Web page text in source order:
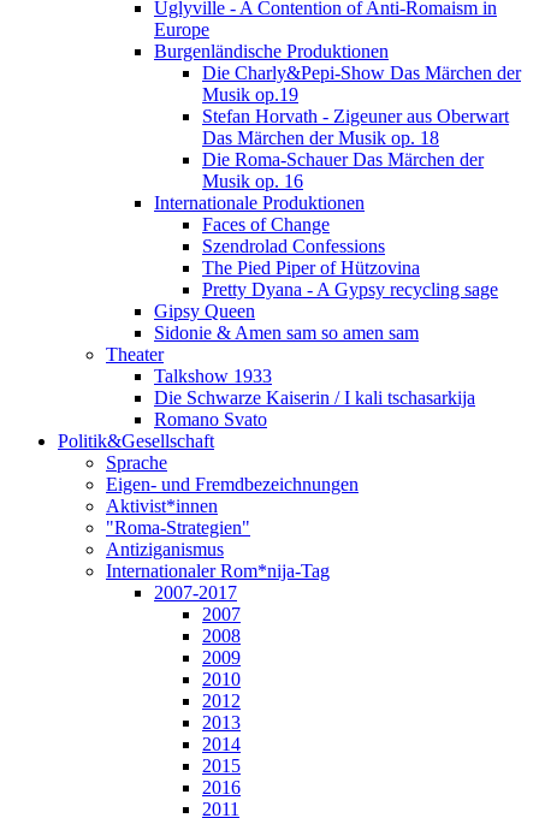
Uglyville - A Contention of Anti-Romaism in
Europe
Burgenländische Produktionen
Die Charly&Pepi-Show Das Märchen der
Musik op.19
Stefan Horvath - Zigeuner aus Oberwart
Das Märchen der Musik op. 18
Die Roma-Schauer Das Märchen der
Musik op. 16
Internationale Produktionen
Faces of Change
Szendrolad Confessions
The Pied Piper of Hützovina
Pretty Dyana - A Gypsy recycling sage
Gipsy Queen
Sidonie & Amen sam so amen sam
Theater
Talkshow 1933
Die Schwarze Kaiserin / I kali tschasarkija
Romano Svato
Politik&Gesellschaft
Sprache
Eigen- und Fremdbezeichnungen
Aktivist*innen
"Roma-Strategien"
Antiziganismus
Internationaler Rom*nija-Tag
2007-2017
2007
2008
2009
2010
2012
2013
2014
2015
2016
2011